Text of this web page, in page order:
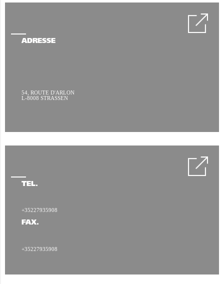
ADRESSE
54, ROUTE D'ARLON
L-8008 STRASSEN
TÉL.
+35227935908
FAX.
+35227935908